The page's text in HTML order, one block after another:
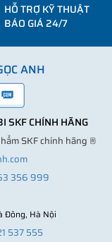
HỖ TRỢ KỸ THUẬT
BÁO GIÁ 24/7
ANH
SKF CHÍNH HÃNG
SKF chính hãng ®
356 999
Đông, Hà Nội
537 555